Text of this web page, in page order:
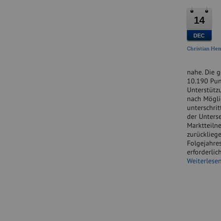
14
DEC
Christian
nahe. Die
10.190
nach
der